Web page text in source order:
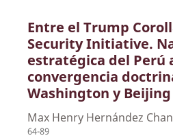
Entre el Trump
Security Initiative.
estratégica del Perú
convergencia
Washington y Beijing
Max Henry Hernández
64-89